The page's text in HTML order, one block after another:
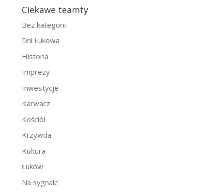
Ciekawe teamty
Bez kategorii
Dni Łukowa
Historia
Imprezy
Inwestycje
Karwacz
Kościół
Krzywda
Kultura
Łuków
Na sygnale